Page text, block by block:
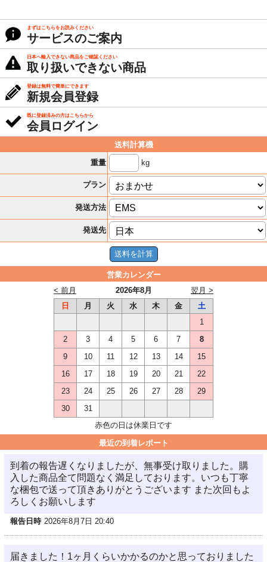
まずはこちらをお読みください
サービスのご案内
日本へ輸入できない商品をご確認ください
取り扱いできない商品
登録は無料で簡単にできます
新規会員登録
既に登録済みの方はこちらから
会員ログイン
送料計算機
重量
kg
プラン
発送方法
発送先
営業カレンダー
2026年8月
< 前月
翌月 >
日
月 火 水 木 金
土
1
2
3 4 5 6 7
8
9
10 11 12 13 14
15
16
17 18 19 20 21
22
23
24 25 26 27 28
29
30
31
赤色の日は休業日です
最近の到着レポート
到着の報告遅くなりましたが、無事受け取りました。購
入した商品全て問題なく満足しております。いつも丁寧
な梱包で送って頂きありがとうございます また次回もよ
ろしくお願いします
報告日時 2026年8月7日 20:40
届きました！1ヶ月くらいかかるのかと思っておりました